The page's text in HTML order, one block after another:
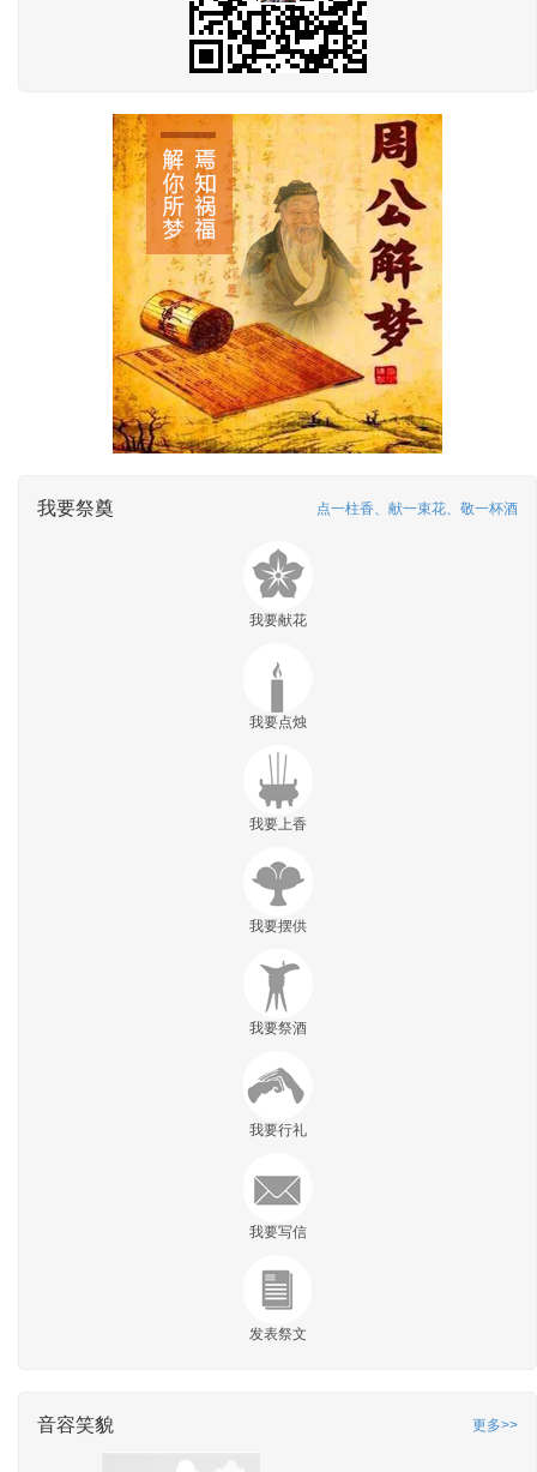
我要祭奠 点一柱香、献一束花、敬一杯酒
我要献花
我要点烛
我要上香
我要摆供
我要祭酒
我要行礼
我要写信
发表祭文
音容笑貌 更多>>